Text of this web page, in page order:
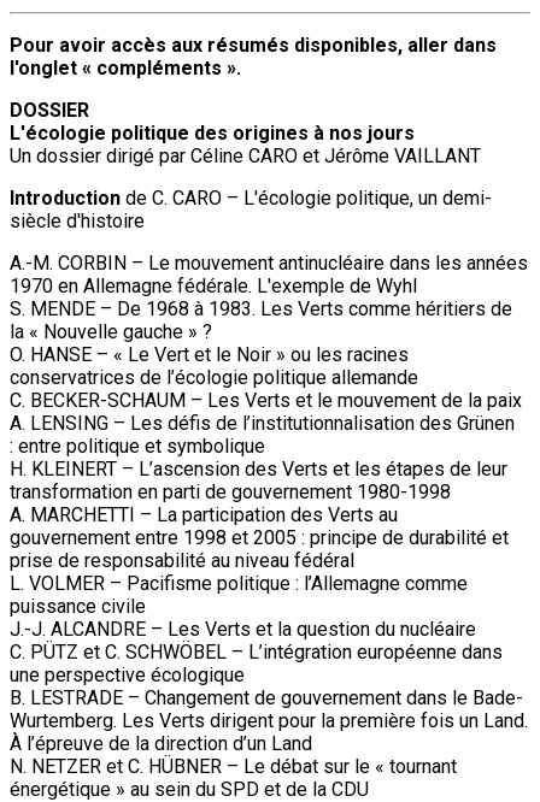
Pour avoir accès aux résumés disponibles, aller dans
l'onglet « compléments ».
DOSSIER
L'écologie politique des origines à nos jours
Un dossier dirigé par Céline CARO et Jérôme VAILLANT
Introduction de C. CARO – L'écologie politique, un demi-
siècle d'histoire
A.-M. CORBIN – Le mouvement antinucléaire dans les années
1970 en Allemagne fédérale. L'exemple de Wyhl
S. MENDE – De 1968 à 1983. Les Verts comme héritiers de
la « Nouvelle gauche » ?
O. HANSE – « Le Vert et le Noir » ou les racines
conservatrices de l’écologie politique allemande
C. BECKER-SCHAUM – Les Verts et le mouvement de la paix
A. LENSING – Les défis de l’institutionnalisation des Grünen
: entre politique et symbolique
H. KLEINERT – L’ascension des Verts et les étapes de leur
transformation en parti de gouvernement 1980-1998
A. MARCHETTI – La participation des Verts au
gouvernement entre 1998 et 2005 : principe de durabilité et
prise de responsabilité au niveau fédéral
L. VOLMER – Pacifisme politique : l’Allemagne comme
puissance civile
J.-J. ALCANDRE – Les Verts et la question du nucléaire
C. PÜTZ et C. SCHWÖBEL – L’intégration européenne dans
une perspective écologique
B. LESTRADE – Changement de gouvernement dans le Bade-
Wurtemberg. Les Verts dirigent pour la première fois un Land.
À l’épreuve de la direction d’un Land
N. NETZER et C. HÜBNER – Le débat sur le « tournant
énergétique » au sein du SPD et de la CDU